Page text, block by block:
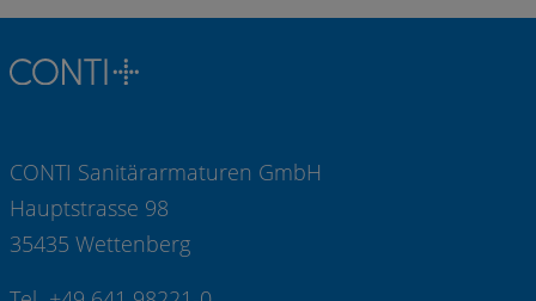
CONTI Sanitärarmaturen GmbH
Hauptstrasse 98
35435 Wettenberg